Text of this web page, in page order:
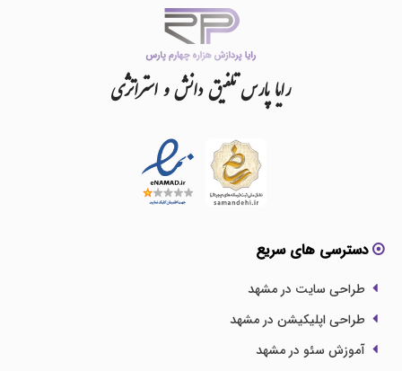
رایاپارستلفیقدانشواستراتژی
دسترسی های سریع
طراحی سایت در مشهد
طراحی اپلیکیشن در مشهد
آموزش سئو در مشهد